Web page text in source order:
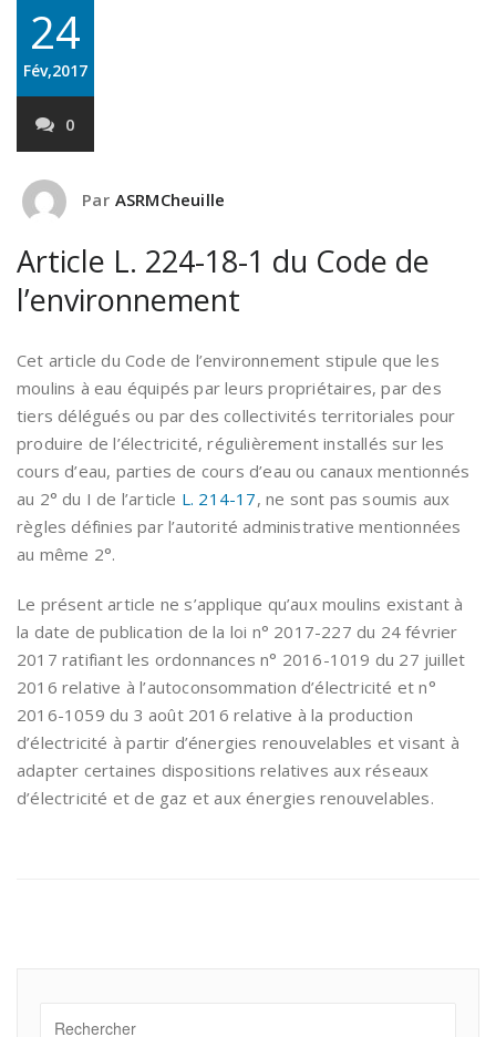
24
Fév,2017
0
Par ASRMCheuille
Article L. 224-18-1 du Code de
l’environnement
Cet article du Code de l’environnement stipule que les
moulins à eau équipés par leurs propriétaires, par des
tiers délégués ou par des collectivités territoriales pour
produire de l’électricité, régulièrement installés sur les
cours d’eau, parties de cours d’eau ou canaux mentionnés
au 2° du I de l’article L. 214-17, ne sont pas soumis aux
règles définies par l’autorité administrative mentionnées
au même 2°.
Le présent article ne s’applique qu’aux moulins existant à
la date de publication de la loi n° 2017-227 du 24 février
2017 ratifiant les ordonnances n° 2016-1019 du 27 juillet
2016 relative à l’autoconsommation d’électricité et n°
2016-1059 du 3 août 2016 relative à la production
d’électricité à partir d’énergies renouvelables et visant à
adapter certaines dispositions relatives aux réseaux
d’électricité et de gaz et aux énergies renouvelables.